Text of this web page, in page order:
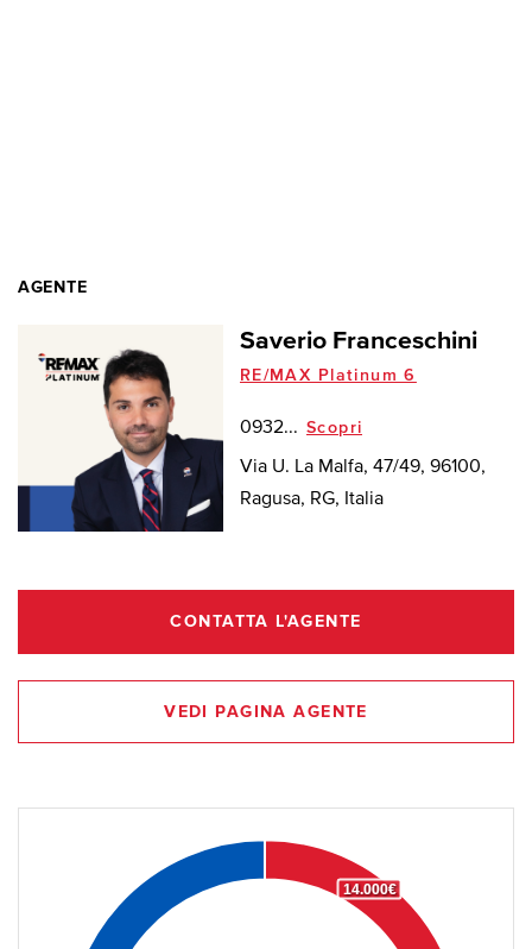
AGENTE
Saverio Franceschini
RE/MAX Platinum 6
0932... Scopri
Via U. La Malfa, 47/49, 96100,
Ragusa, RG, Italia
CONTATTA L'AGENTE
VEDI PAGINA AGENTE
14.000€